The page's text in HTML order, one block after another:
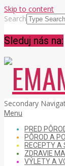
Skip to content
Search
Sleduj nás na:
Secondary
Menu
PRED
PÔROD A
RECEPTY A
ZDRAVIE
VÝLETY A